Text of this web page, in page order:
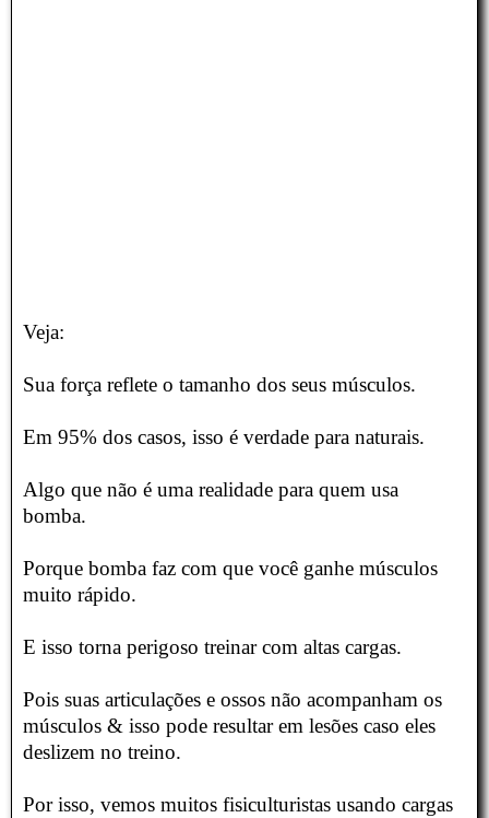
Veja:
Sua força reflete o tamanho dos seus músculos.
Em 95% dos casos, isso é verdade para naturais.
Algo que não é uma realidade para quem usa
bomba.
Porque bomba faz com que você ganhe músculos
muito rápido.
E isso torna perigoso treinar com altas cargas.
Pois suas articulações e ossos não acompanham os
músculos & isso pode resultar em lesões caso eles
deslizem no treino.
Por isso, vemos muitos fisiculturistas usando cargas